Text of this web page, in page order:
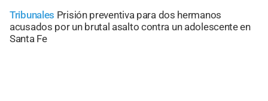
Tribunales Prisión preventiva para dos hermanos
acusados por un brutal asalto contra un adolescente en
Santa Fe